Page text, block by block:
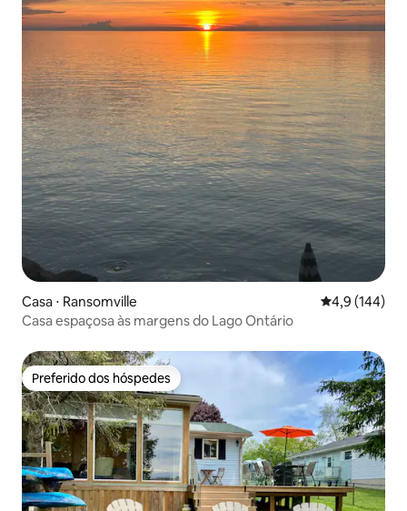
Casa ⋅ Ransomville 4,9 de uma
4,9 (144)
Casa espaçosa às margens do Lago Ontário
Preferido dos hóspedes
Preferido dos hóspedes